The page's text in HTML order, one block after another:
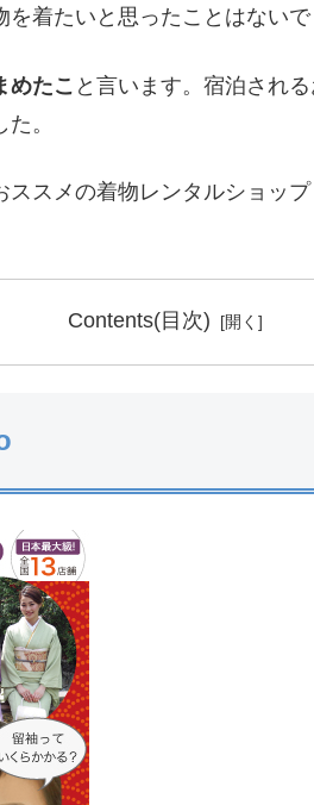
着たいと思ったことはないで
めたこ と言います。宿泊され
。
スメの着物レンタルショッ
Contents(目次)